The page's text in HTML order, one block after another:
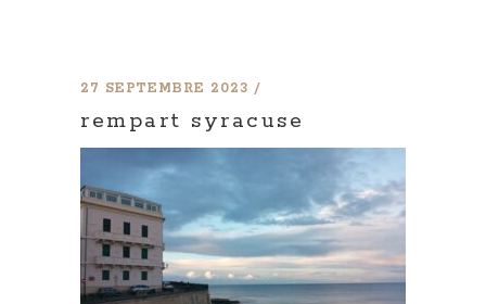
27 SEPTEMBRE 2023
rempart syracuse